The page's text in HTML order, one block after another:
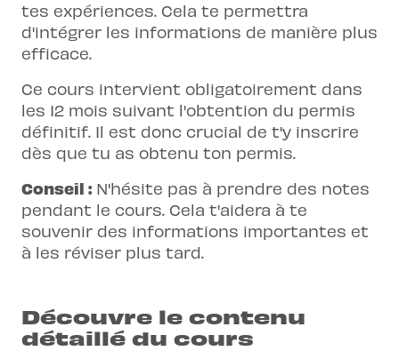
tes expériences. Cela te permettra
d'intégrer les informations de manière plus
efficace.
Ce cours intervient obligatoirement dans
les 12 mois suivant l'obtention du permis
définitif. Il est donc crucial de t'y inscrire
dès que tu as obtenu ton permis.
Conseil : N'hésite pas à prendre des notes
pendant le cours. Cela t'aidera à te
souvenir des informations importantes et
à les réviser plus tard.
Découvre le contenu
détaillé du cours